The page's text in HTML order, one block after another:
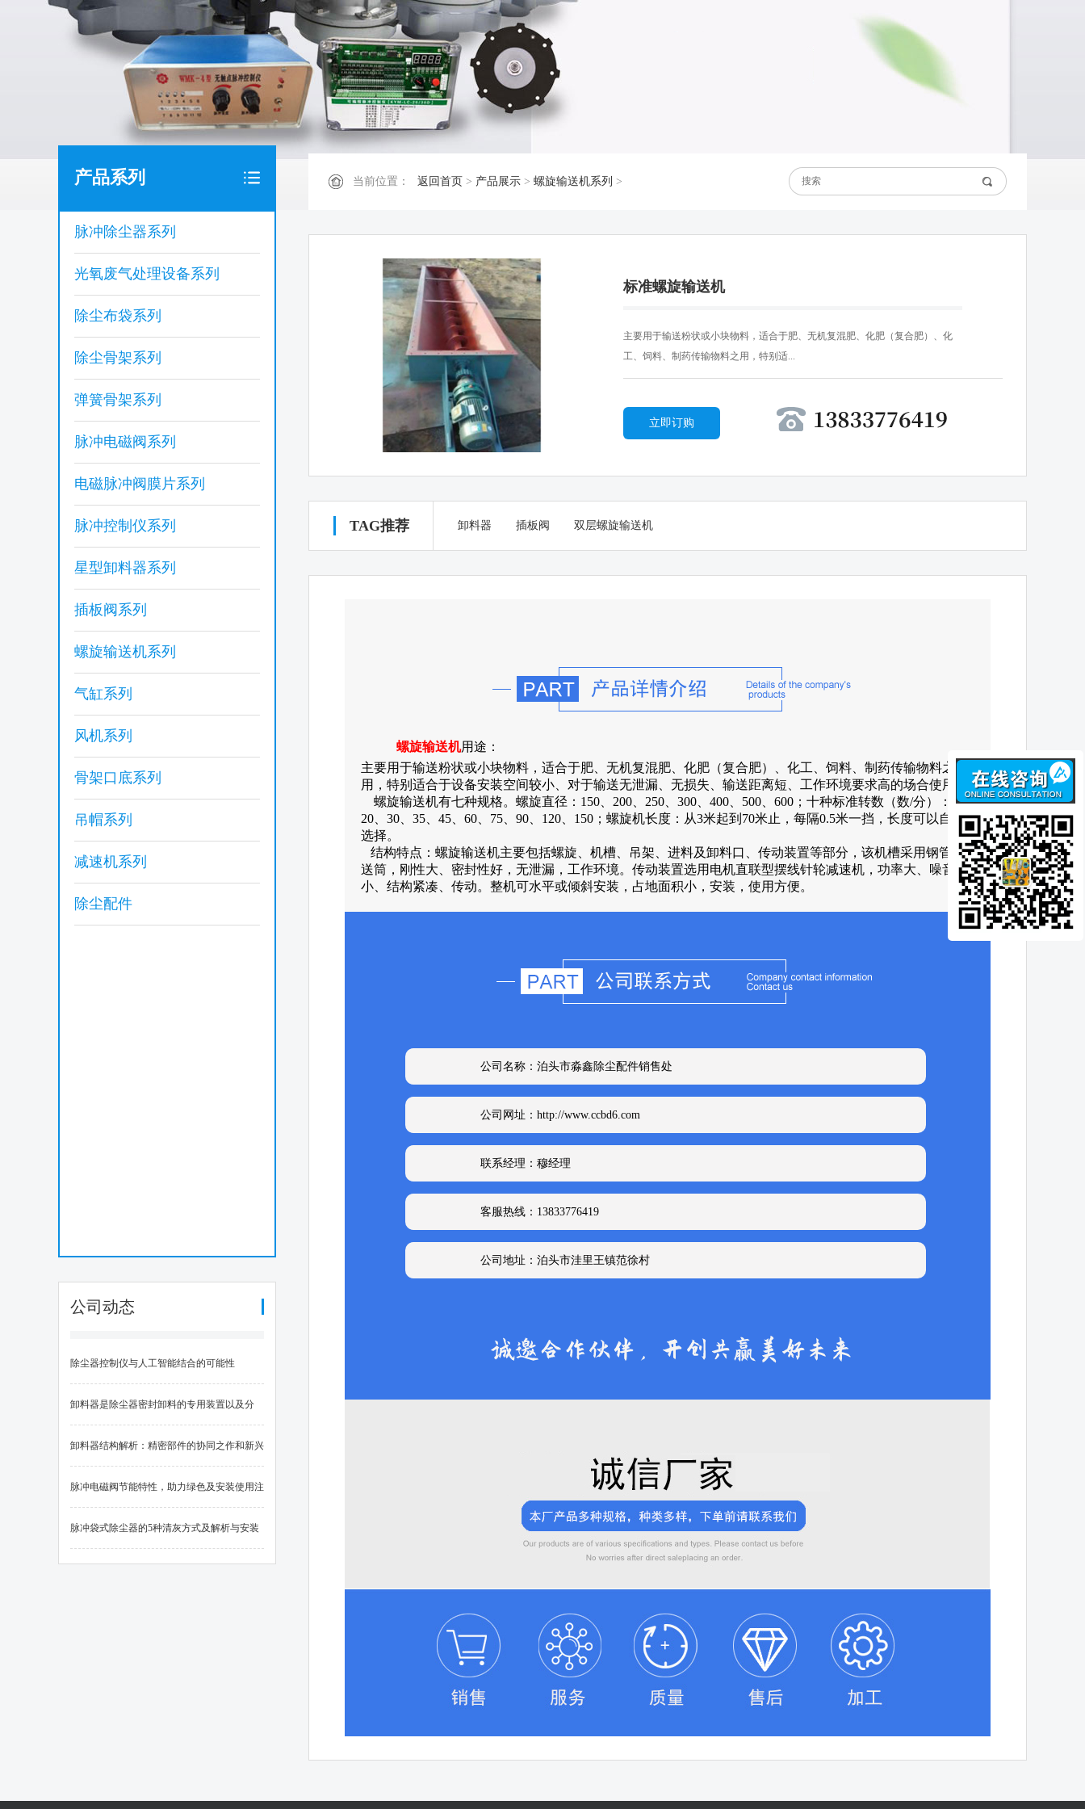
产品系列
脉冲除尘器系列
光氧废气处理设备系列
除尘布袋系列
除尘骨架系列
弹簧骨架系列
脉冲电磁阀系列
电磁脉冲阀膜片系列
脉冲控制仪系列
星型卸料器系列
插板阀系列
螺旋输送机系列
气缸系列
风机系列
骨架口底系列
吊帽系列
减速机系列
除尘配件
公司动态
除尘器控制仪与人工智能结合的可能性
卸料器是除尘器密封卸料的专用装置以及分
类、性能评估与行业应用案例
卸料器结构解析：精密部件的协同之作和新兴
技术在上的应用
脉冲电磁阀节能特性，助力绿色及安装使用注
意事项
脉冲袋式除尘器的5种清灰方式及解析与安装
当前位置： 返回首页 > 产品展示 > 螺旋输送机系列 >
标准螺旋输送机
主要用于输送粉状或小块物料，适合于肥、无机复混肥、化肥（复合肥）、化
工、饲料、制药传输物料之用，特别适...
立即订购
TAG推荐 卸料器 插板阀 双层螺旋输送机
螺旋输送机用途：
主要用于输送粉状或小块物料，适合于肥、无机复混肥、化肥（复合肥）、化工、饲料、制药传输物料之
用，特别适合于设备安装空间较小、对于输送无泄漏、无损失、输送距离短、工作环境要求高的场合使用。
螺旋输送机有七种规格。螺旋直径：150、200、250、300、400、500、600；十种标准转数（数/分）：
20、30、35、45、60、75、90、120、150；螺旋机长度：从3米起到70米止，每隔0.5米一挡，长度可以自由
选择。
结构特点：螺旋输送机主要包括螺旋、机槽、吊架、进料及卸料口、传动装置等部分，该机槽采用钢管输
送筒，刚性大、密封性好，无泄漏，工作环境。传动装置选用电机直联型摆线针轮减速机，功率大、噪音
小、结构紧凑、传动。整机可水平或倾斜安装，占地面积小，安装，使用方便。
公司名称：泊头市淼鑫除尘配件销售处
公司网址：http://www.ccbd6.com
联系经理：穆经理
客服热线：13833776419
公司地址：泊头市洼里王镇范徐村